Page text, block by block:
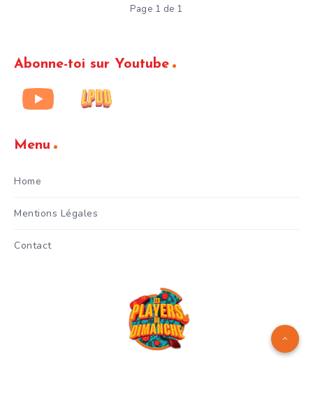
Page 1 de 1
Abonne-toi sur Youtube
Menu
Home
Mentions Légales
Contact